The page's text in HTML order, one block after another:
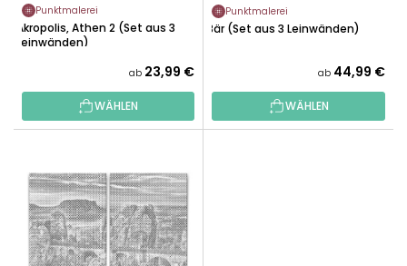
R
U
N
O
D
K
E
Punktmalerei
Akropolis, Athen 2 (Set aus 3
Leinwänden)
ab 23,99 €
WÄHLEN
Punktmalerei
Bär (Set aus 3 Leinwänden)
ab 44,99 €
WÄHLEN